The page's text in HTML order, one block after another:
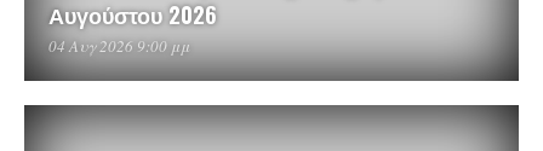
Αυγούστου 2026
04 Αυγ 2026 9:00 μμ